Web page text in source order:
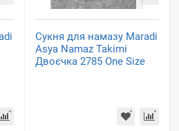
Сукня для намазу Maradi
Asya Namaz Takimi
Двоєчка 2785 One Size